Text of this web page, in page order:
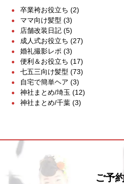
卒業袴お役立ち (2)
ママ向け髪型 (3)
店舗改装日記 (5)
成人式お役立ち (27)
婚礼撮影レポ (3)
便利＆お役立ち (17)
七五三向け髪型 (73)
自宅で簡単ヘア (3)
神社まとめ/埼玉 (12)
神社まとめ/千葉 (3)
ご予